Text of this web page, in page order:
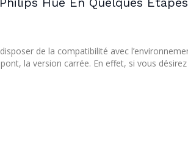
de la compatibilité avec
la version carrée. En effet, si vous désirez